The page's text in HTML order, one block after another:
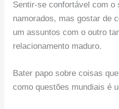
Sentir-se confortável com o
namorados, mas gostar de
um assuntos com o outro
relacionamento maduro.
Bater papo sobre coisas
como questões mundiais é